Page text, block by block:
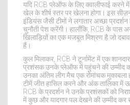
यदि RCB प्लेऑफ के लिए क्वालीफाई करने
खेल के शीर्ष स्तर पर खेलना होगा। इस
इंडियंस जैसी टीमों ने लगातार अच्छा
चुनौती पेश करेंगी। हालाँकि, RCB के पास
खिलाड़ियों का एक मजबूत मिश्रण है जो
हैं।
कुल मिलाकर, RCB ने टूर्नामेंट में एक
प्रशंसक उनके प्लेऑफ में पहुंचने की उम्मीद
उनका अंतिम लीग मैच एक रोमांचक मुकाबला
टीमें जीत हासिल करने और अंक तालिका में
RCB के प्रदर्शन ने उनके प्रशंसकों को
में कुछ और यादगार पल देखने की उम्मीद कर